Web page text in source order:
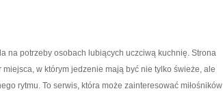
na potrzeby osobach lubiących uczciwą kuchnię. Strona
w którym jedzenie mają być nie tylko świeże, ale
rytmu. To serwis, która może zainteresować miłośników